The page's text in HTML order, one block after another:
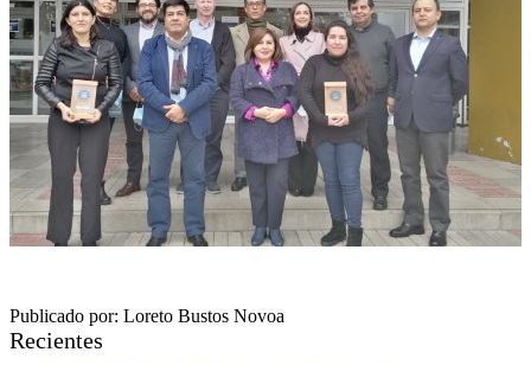
Publicado por: Loreto Bustos Novoa
Recientes